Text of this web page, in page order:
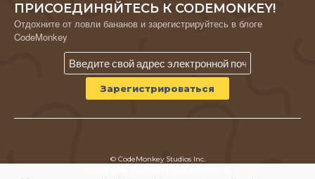
ПРИСОЕДИНЯЙТЕСЬ К CODEMONKEY!
Отдохните от ловли бананов и зарегистрируйтесь в блоге
CodeMonkey
© CodeMonkey Studios Inc.